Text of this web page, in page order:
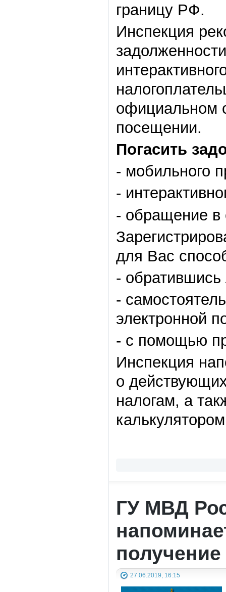
границу РФ.
Инспекция
официальном
посещении.
Погасить
- мобильного
-
- обращение в
для Вас
-
-
электронной
- с помощью
Инспекция
о
налогам, а
ГУ МВД
получение
27.06.2019, 16:15